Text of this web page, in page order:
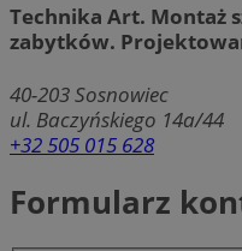
Technika Art. Montaż
zabytków.
40-203Sosnowiec
ul. Baczyńskiego 14a/44
+32 505 015 628
Formularz